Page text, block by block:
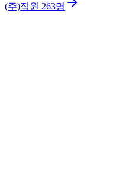
(주)직원 263명